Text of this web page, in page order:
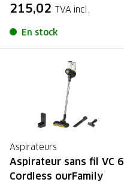
215,02 TVA incl.
En stock
Aspirateurs
Aspirateur sans fil VC 6
Cordless ourFamily